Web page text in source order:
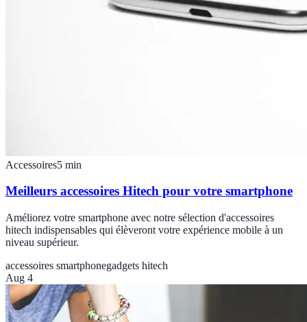
Accessoires5 min
Meilleurs accessoires Hitech pour votre smartphone
Améliorez votre smartphone avec notre sélection d'accessoires
hitech indispensables qui élèveront votre expérience mobile à un
niveau supérieur.
accessoires smartphonegadgets hitech
Aug 4